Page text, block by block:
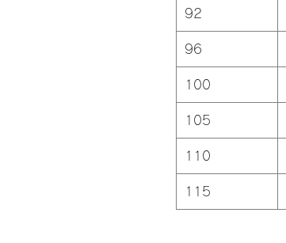
92
96
100
105
110
115